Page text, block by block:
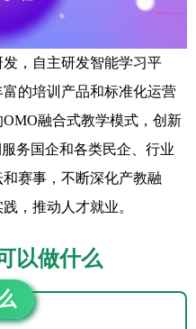
，自主研发智能学习平
的培训产品和标准化运营
融合式教学模式，创新
务国企和各类民企、行业
赛事，不断深化产教融
，推动人才就业。
以做什么